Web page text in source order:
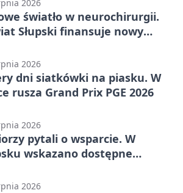
2026
światło w neurochirurgii.
Słupski finansuje nowy
2026
dni siatkówki na piasku. W
rusza Grand Prix PGE 2026
2026
pytali o wsparcie. W
wskazano dostępne
2026